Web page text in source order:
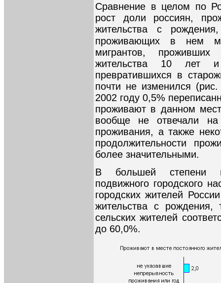
Сравнение в целом по
рост доли россиян,
жительства с
проживающих в нем
мигрантов,
жительства 10 лет
превратившихся в
почти не изменился
2002 году 0,5%
проживают в данном
вообще не отвечали на
проживания, а также
продолжительности
более значительными.
В большей степени
подвижного городского
городских жителей
жительства с
сельских жителей
до 60,0%.